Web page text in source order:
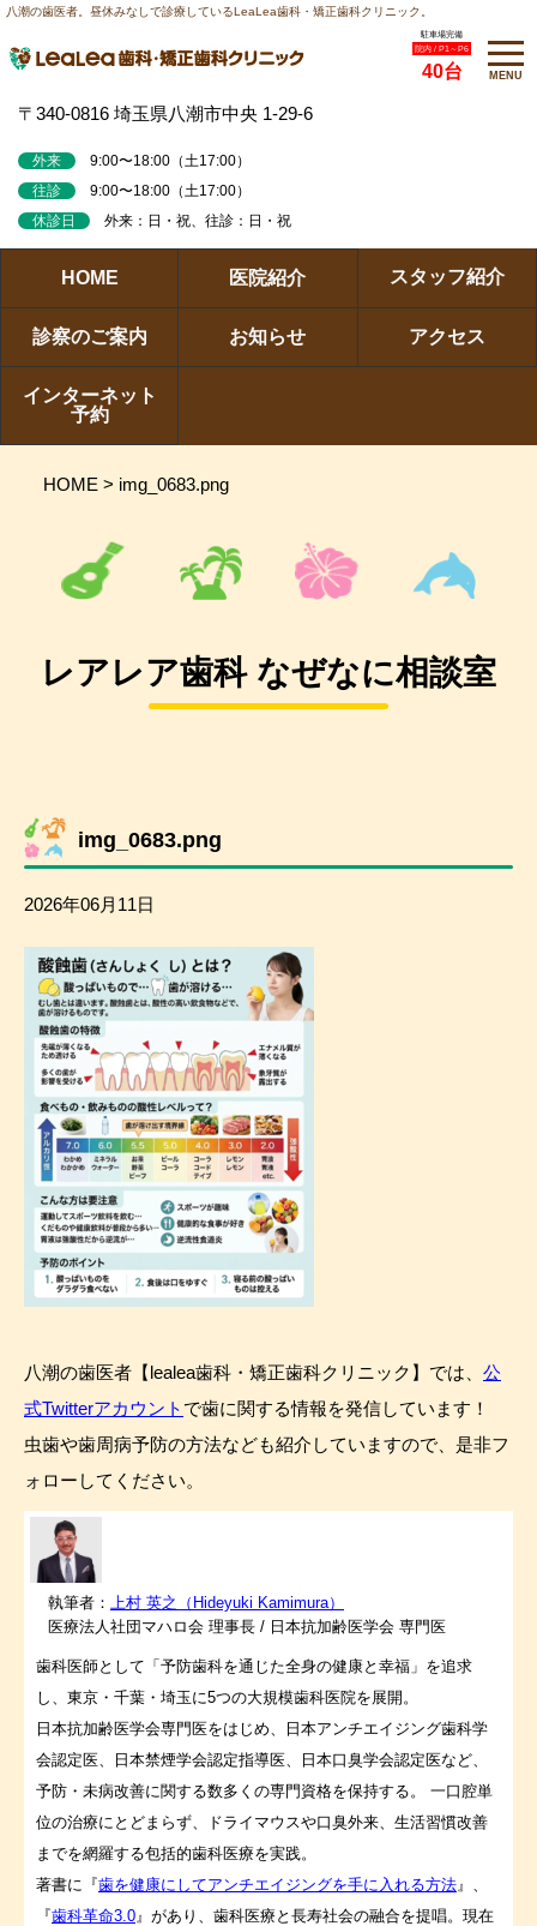
八潮の歯医者。昼休みなしで診療しているLeaLea歯科・矯正歯科クリニック。
〒340-0816 埼玉県八潮市中央 1-29-6
駐車場完備
院内 / P1～P6
40台 MENU
外来 9:00〜18:00（土17:00）
往診 9:00〜18:00（土17:00）
休診日 外来：日・祝、往診：日・祝
HOME 医院紹介 スタッフ紹介
診察のご案内 お知らせ アクセス
インターネット
予約
HOME > img_0683.png
レアレア歯科 なぜなに相談室
img_0683.png
2026年06月11日
八潮の歯医者【lealea歯科・矯正歯科クリニック】では、 公
式Twitterアカウント で歯に関する情報を発信しています！
虫歯や歯周病予防の方法なども紹介していますので、是非フ
ォローしてください。
執筆者：
上村 英之（Hideyuki Kamimura）
医療法人社団マハロ会 理事長 / 日本抗加齢医学会 専門医
歯科医師として「予防歯科を通じた全身の健康と幸福」を追求
し、東京・千葉・埼玉に5つの大規模歯科医院を展開。
日本抗加齢医学会専門医をはじめ、日本アンチエイジング歯科学
会認定医、日本禁煙学会認定指導医、日本口臭学会認定医など、
予防・未病改善に関する数多くの専門資格を保持する。 一口腔単
位の治療にとどまらず、ドライマウスや口臭外来、生活習慣改善
までを網羅する包括的歯科医療を実践。
著書に『歯を健康にしてアンチエイジングを手に入れる方法 』、
『歯科革命3.0 』があり、歯科医療と長寿社会の融合を提唱。現在